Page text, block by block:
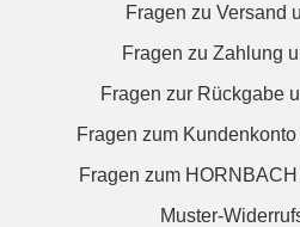
Fragen zu Versand
Fragen zu Zahlung
Fragen zur Rückgabe
Fragen zum
Fragen zum
Muster-